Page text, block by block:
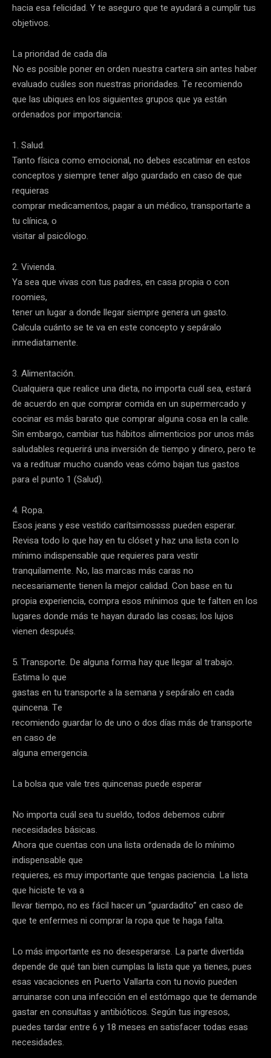
hacia esa felicidad. Y te aseguro que te ayudará a cumplir tus
objetivos.
La prioridad de cada día
No es posible poner en orden nuestra cartera sin antes haber
evaluado cuáles son nuestras prioridades. Te recomiendo
que las ubiques en los siguientes grupos que ya están
ordenados por importancia:
1. Salud.
Tanto física como emocional, no debes escatimar en estos
conceptos y siempre tener algo guardado en caso de que
requieras
comprar medicamentos, pagar a un médico, transportarte a
tu clínica, o
visitar al psicólogo.
2. Vivienda.
Ya sea que vivas con tus padres, en casa propia o con
roomies,
tener un lugar a donde llegar siempre genera un gasto.
Calcula cuánto se te va en este concepto y sepáralo
inmediatamente.
3. Alimentación.
Cualquiera que realice una dieta, no importa cuál sea, estará
de acuerdo en que comprar comida en un supermercado y
cocinar es más barato que comprar alguna cosa en la calle.
Sin embargo, cambiar tus hábitos alimenticios por unos más
saludables requerirá una inversión de tiempo y dinero, pero te
va a redituar mucho cuando veas cómo bajan tus gastos
para el punto 1 (Salud).
4. Ropa.
Esos jeans y ese vestido carítsimossss pueden esperar.
Revisa todo lo que hay en tu clóset y haz una lista con lo
mínimo indispensable que requieres para vestir
tranquilamente. No, las marcas más caras no
necesariamente tienen la mejor calidad. Con base en tu
propia experiencia, compra esos mínimos que te falten en los
lugares donde más te hayan durado las cosas; los lujos
vienen después.
5. Transporte. De alguna forma hay que llegar al trabajo.
Estima lo que
gastas en tu transporte a la semana y sepáralo en cada
quincena. Te
recomiendo guardar lo de uno o dos días más de transporte
en caso de
alguna emergencia.
La bolsa que vale tres quincenas puede esperar
No importa cuál sea tu sueldo, todos debemos cubrir
necesidades básicas.
Ahora que cuentas con una lista ordenada de lo mínimo
indispensable que
requieres, es muy importante que tengas paciencia. La lista
que hiciste te va a
llevar tiempo, no es fácil hacer un “guardadito” en caso de
que te enfermes ni comprar la ropa que te haga falta.
Lo más importante es no desesperarse. La parte divertida
depende de qué tan bien cumplas la lista que ya tienes, pues
esas vacaciones en Puerto Vallarta con tu novio pueden
arruinarse con una infección en el estómago que te demande
gastar en consultas y antibióticos. Según tus ingresos,
puedes tardar entre 6 y 18 meses en satisfacer todas esas
necesidades.